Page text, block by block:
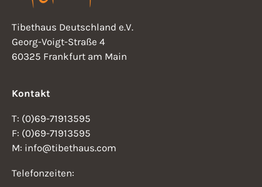
Tibethaus Deutschland e.V.
Georg-Voigt-Straße 4
60325 Frankfurt am Main
Kontakt
T: (0)69-71913595
F: (0)69-71913595
M: info@tibethaus.com
Telefonzeiten: